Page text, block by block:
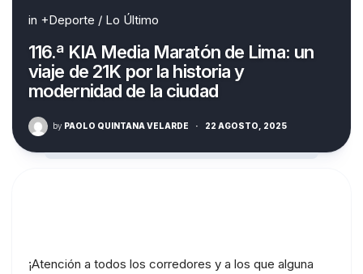
in +Deporte / Lo Último
116.ª KIA Media Maratón de Lima: un
viaje de 21K por la historia y
modernidad de la ciudad
by PAOLO QUINTANA VELARDE · 22 AGOSTO, 2025
¡Atención a todos los corredores y a los que alguna